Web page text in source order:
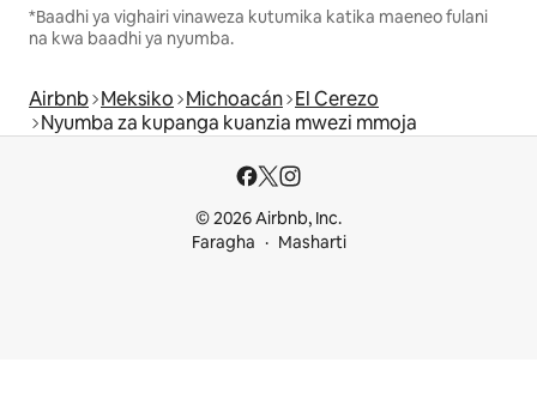
*Baadhi ya vighairi vinaweza kutumika katika maeneo fulani
na kwa baadhi ya nyumba.
Airbnb Meksiko Michoacán El Cerezo
Nyumba za kupanga kuanzia mwezi mmoja
© 2026 Airbnb, Inc.
Faragha
Masharti